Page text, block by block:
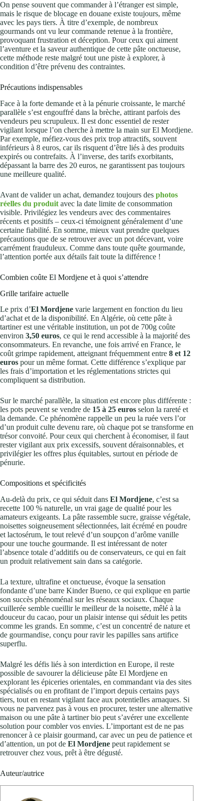
On pense souvent que commander à l’étranger est simple,
mais le risque de blocage en douane existe toujours, même
avec les pays tiers. À titre d’exemple, de nombreux
gourmands ont vu leur commande retenue à la frontière,
provoquant frustration et déception. Pour ceux qui aiment
l’aventure et la saveur authentique de cette pâte onctueuse,
cette méthode reste malgré tout une piste à explorer, à
condition d’être prévenu des contraintes.
Précautions indispensables
Face à la forte demande et à la pénurie croissante, le marché
parallèle s’est engouffré dans la brèche, attirant parfois des
vendeurs peu scrupuleux. Il est donc essentiel de rester
vigilant lorsque l’on cherche à mettre la main sur El Mordjene.
Par exemple, méfiez-vous des prix trop attractifs, souvent
inférieurs à 8 euros, car ils risquent d’être liés à des produits
expirés ou contrefaits. À l’inverse, des tarifs exorbitants,
dépassant la barre des 20 euros, ne garantissent pas toujours
une meilleure qualité.
Avant de valider un achat, demandez toujours des photos
réelles du produit avec la date limite de consommation
visible. Privilégiez les vendeurs avec des commentaires
récents et positifs – ceux-ci témoignent généralement d’une
certaine fiabilité. En somme, mieux vaut prendre quelques
précautions que de se retrouver avec un pot décevant, voire
carrément frauduleux. Comme dans toute quête gourmande,
l’attention portée aux détails fait toute la différence !
Combien coûte El Mordjene et à quoi s’attendre
Grille tarifaire actuelle
Le prix d’El Mordjene varie largement en fonction du lieu
d’achat et de la disponibilité. En Algérie, où cette pâte à
tartiner est une véritable institution, un pot de 700g coûte
environ 3,50 euros, ce qui le rend accessible à la majorité des
consommateurs. En revanche, une fois arrivé en France, le
coût grimpe rapidement, atteignant fréquemment entre 8 et 12
euros pour un même format. Cette différence s’explique par
les frais d’importation et les réglementations strictes qui
compliquent sa distribution.
Sur le marché parallèle, la situation est encore plus différente :
les pots peuvent se vendre de 15 à 25 euros selon la rareté et
la demande. Ce phénomène rappelle un peu la ruée vers l’or
d’un produit culte devenu rare, où chaque pot se transforme en
trésor convoité. Pour ceux qui cherchent à économiser, il faut
rester vigilant aux prix excessifs, souvent déraisonnables, et
privilégier les offres plus équitables, surtout en période de
pénurie.
Compositions et spécificités
Au-delà du prix, ce qui séduit dans El Mordjene, c’est sa
recette 100 % naturelle, un vrai gage de qualité pour les
amateurs exigeants. La pâte rassemble sucre, graisse végétale,
noisettes soigneusement sélectionnées, lait écrémé en poudre
et lactosérum, le tout relevé d’un soupçon d’arôme vanille
pour une touche gourmande. Il est intéressant de noter
l’absence totale d’additifs ou de conservateurs, ce qui en fait
un produit relativement sain dans sa catégorie.
La texture, ultrafine et onctueuse, évoque la sensation
fondante d’une barre Kinder Bueno, ce qui explique en partie
son succès phénoménal sur les réseaux sociaux. Chaque
cuillerée semble cueillir le meilleur de la noisette, mêlé à la
douceur du cacao, pour un plaisir intense qui séduit les petits
comme les grands. En somme, c’est un concentré de nature et
de gourmandise, conçu pour ravir les papilles sans artifice
superflu.
Malgré les défis liés à son interdiction en Europe, il reste
possible de savourer la délicieuse pâte El Mordjene en
explorant les épiceries orientales, en commandant via des sites
spécialisés ou en profitant de l’import depuis certains pays
tiers, tout en restant vigilant face aux potentielles arnaques. Si
vous ne parvenez pas à vous en procurer, tester une alternative
maison ou une pâte à tartiner bio peut s’avérer une excellente
solution pour combler vos envies. L’important est de ne pas
renoncer à ce plaisir gourmand, car avec un peu de patience et
d’attention, un pot de El Mordjene peut rapidement se
retrouver chez vous, prêt à être dégusté.
Auteur/autrice